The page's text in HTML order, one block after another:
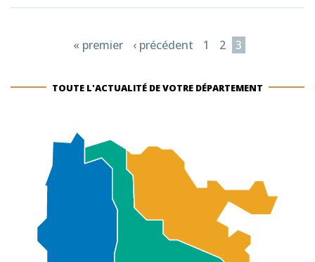
« premier ‹ précédent 1 2 3
TOUTE L'ACTUALITÉ DE VOTRE DÉPARTEMENT